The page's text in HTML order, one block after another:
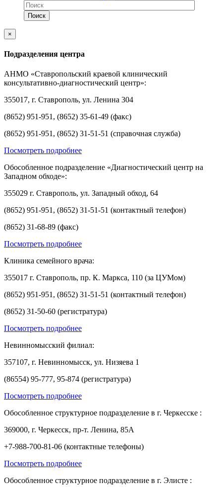
×
Подразделения центра
АНМО «Ставропольский краевой клинический
консультативно-диагностический центр»:
355017, г. Ставрополь, ул. Ленина 304
(8652) 951-951, (8652) 35-61-49 (факс)
(8652) 951-951, (8652) 31-51-51 (справочная служба)
Посмотреть подробнее
Обособленное подразделение «Диагностический центр на
Западном обходе»:
355029 г. Ставрополь, ул. Западный обход, 64
(8652) 951-951, (8652) 31-51-51 (контактный телефон)
(8652) 31-68-89 (факс)
Посмотреть подробнее
Клиника семейного врача:
355017 г. Ставрополь, пр. К. Маркса, 110 (за ЦУМом)
(8652) 951-951, (8652) 31-51-51 (контактный телефон)
(8652) 31-50-60 (регистратура)
Посмотреть подробнее
Невинномысский филиал:
357107, г. Невинномысск, ул. Низяева 1
(86554) 95-777, 95-874 (регистратура)
Посмотреть подробнее
Обособленное структурное подразделение в г. Черкесске :
369000, г. Черкесск, пр-т. Ленина, 85А
+7-988-700-81-06 (контактные телефоны)
Посмотреть подробнее
Обособленное структурное подразделение в г. Элисте :